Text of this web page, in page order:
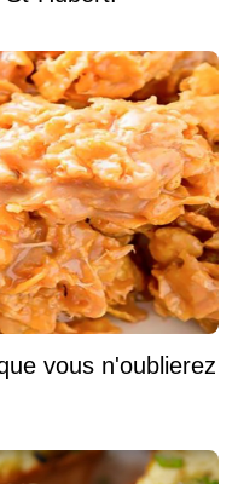
vous n'oublierez